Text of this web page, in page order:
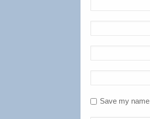
Save my